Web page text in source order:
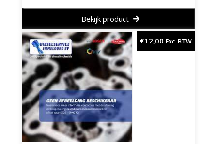
Bekijk product
€12,00 Exc. BTW